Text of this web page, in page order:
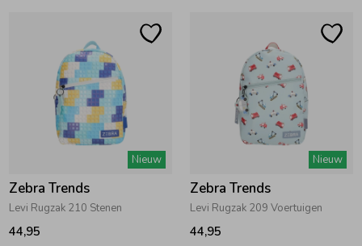
Regenkleding &-laarzen
Zomeraccessoires
Beenmode
Nieuw
Zebra Trends
Levi Rugzak 210 Stenen
44,95
Nieuw
Zebra Trends
Levi Rugzak 209 Voertuigen
44,95